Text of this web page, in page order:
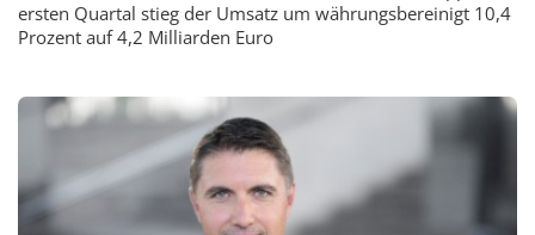
ersten Quartal stieg der Umsatz um währungsbereinigt 10,4
Prozent auf 4,2 Milliarden Euro